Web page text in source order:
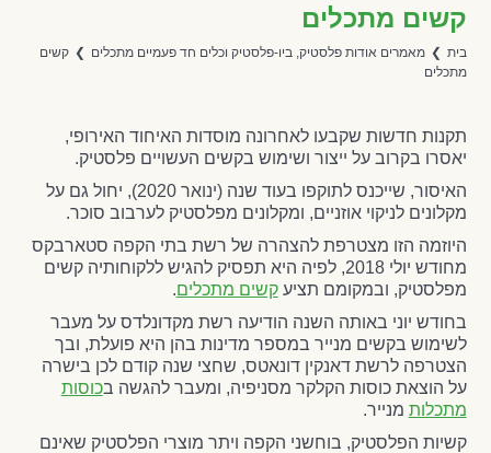
קשים מתכלים
בית ❯ מאמרים אודות פלסטיק, ביו-פלסטיק וכלים חד פעמיים מתכלים ❯ קשים
מתכלים
תקנות חדשות שקבעו לאחרונה מוסדות האיחוד האירופי,
יאסרו בקרוב על ייצור ושימוש בקשים העשויים פלסטיק.
האיסור, שייכנס לתוקפו בעוד שנה (ינואר 2020), יחול גם על
מקלונים לניקוי אוזניים, ומקלונים מפלסטיק לערבוב סוכר.
היוזמה הזו מצטרפת להצהרה של רשת בתי הקפה סטארבקס
מחודש יולי 2018, לפיה היא תפסיק להגיש ללקוחותיה קשים
מפלסטיק, ובמקומם תציעקשים מתכלים.
בחודש יוני באותה השנה הודיעה רשת מקדונלדס על מעבר
לשימוש בקשים מנייר במספר מדינות בהן היא פועלת, ובך
הצטרפה לרשת דאנקין דונאטס, שחצי שנה קודם לכן בישרה
על הוצאת כוסות הקלקר מסניפיה, ומעבר להגשה בכוסות
מתכלות מנייר.
קשיות הפלסטיק, בוחשני הקפה ויתר מוצרי הפלסטיק שאינם